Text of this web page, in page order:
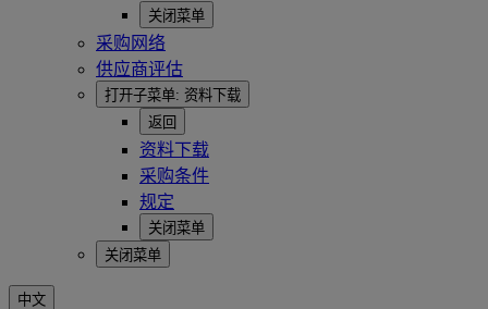
关闭菜单
采购网络
供应商评估
打开子菜单: 资料下载
返回
资料下载
采购条件
规定
关闭菜单
关闭菜单
中文